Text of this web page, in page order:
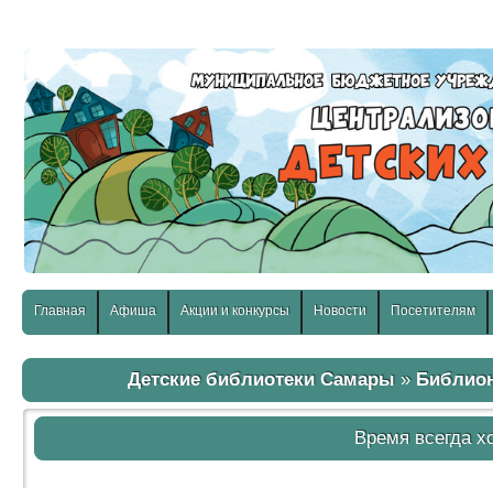
Главная Афиша Акции и конкурсы Новости Посетителям
Детские библиотеки Самары »
Время всегда